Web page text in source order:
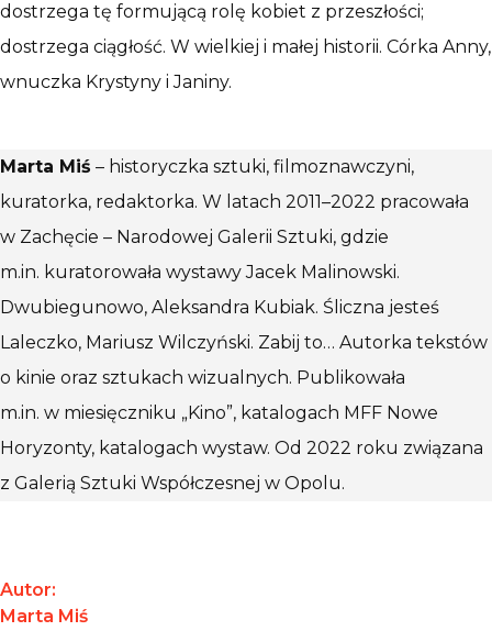
dostrzega tę formującą rolę kobiet z przeszłości;
dostrzega ciągłość. W wielkiej i małej historii. Córka Anny,
wnuczka Krystyny i Janiny.
Marta Miś – historyczka sztuki, filmoznawczyni,
kuratorka, redaktorka. W latach 2011–2022 pracowała
w Zachęcie – Narodowej Galerii Sztuki, gdzie
m.in. kuratorowała wystawy Jacek Malinowski.
Dwubiegunowo, Aleksandra Kubiak. Śliczna jesteś
Laleczko, Mariusz Wilczyński. Zabij to… Autorka tekstów
o kinie oraz sztukach wizualnych. Publikowała
m.in. w miesięczniku „Kino”, katalogach MFF Nowe
Horyzonty, katalogach wystaw. Od 2022 roku związana
z Galerią Sztuki Współczesnej w Opolu.
Autor:
Marta Miś